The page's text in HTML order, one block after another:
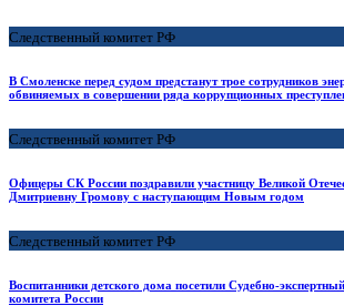
Следственный комитет РФ
В Смоленске перед судом предстанут трое сотрудников
обвиняемых в совершении ряда коррупционных
Следственный комитет РФ
Офицеры СК России поздравили участницу Великой
Дмитриевну Громову с наступающим Новым годом
Следственный комитет РФ
Воспитанники детского дома посетили Судебно-
комитета России